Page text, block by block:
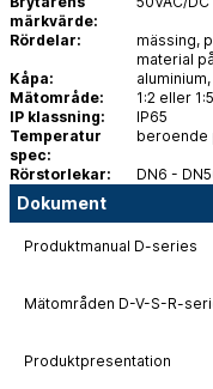
märkvärde:
Rördelar:
mässing,
material
Kåpa:
Mätområde:
1:2 eller
IP klassning:
IP65
Temperatur
spec:
beroende
Rörstorlekar: DN6 -
Dokument
Produktmanual D-series
Mätområden D-V-S-R-
Produktpresentation